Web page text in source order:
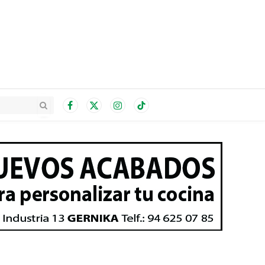
Facebook
X
InstagramTikTok